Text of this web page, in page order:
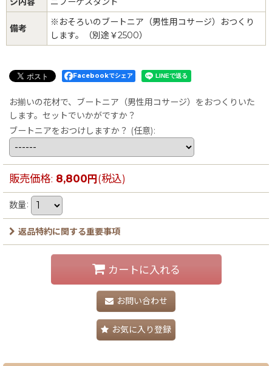
備考
※おそろいのブートニア（男性用コサージ）おつくり
します。（別途￥2500）
Facebookでシェア
お揃いの花材で、ブートニア（男性用コサージ）をおつくりいた
します。セットでいかがですか？
ブートニアをおつけしますか？ (任意):
販売価格: 8,800円(税込)
数量:
返品特約に関する重要事項
カートに入れる
お問い合わせ
お気に入り登録